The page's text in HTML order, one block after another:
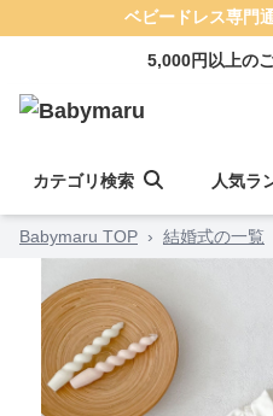
ベビードレス専門
5,000円以上の
カテゴリ検索 人気ラ
Babymaru TOP › 結婚式の一覧